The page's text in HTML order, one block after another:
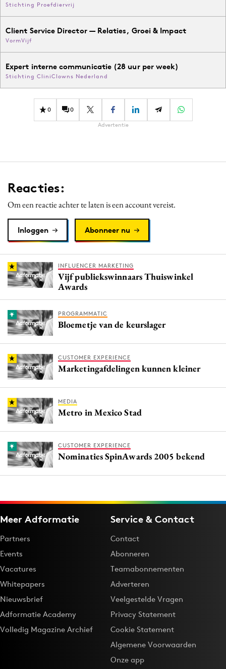
Stichting Proefdiervrij
Client Service Director — Relaties, Groei & Impact
VormVijf
Expert interne communicatie (28 uur per week)
Stichting CliniClowns Nederland
0 0
Advertentie
Reacties:
Om een reactie achter te laten is een account vereist.
Inloggen Abonneer nu
INFLUENCER MARKETING
Vijf publiekswinnaars Thuiswinkel
Awards
PROGRAMMATIC
Bloemetje van de keurslager
CUSTOMER EXPERIENCE
Marketingafdelingen kunnen kleiner
MEDIA
Metro in Mexico Stad
CUSTOMER EXPERIENCE
Nominaties SpinAwards 2005 bekend
Meer Adformatie
Partners
Events
Vacatures
Whitepapers
Nieuwsbrief
Adformatie Academy
Volledig Magazine Archief
Service & Contact
Contact
Abonneren
Teamabonnementen
Adverteren
Veelgestelde Vragen
Privacy Statement
Cookie Statement
Algemene Voorwaarden
Onze app